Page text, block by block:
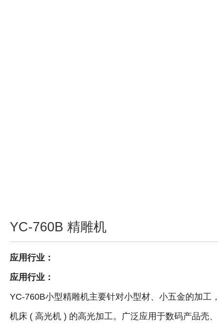
YC-760B 精雕机
应用行业：
应用行业：
YC-760B小型精雕机主要针对小型材、小五金的加
机床 ( 高光机 ) 的高光加工。广泛应用于数码产品壳